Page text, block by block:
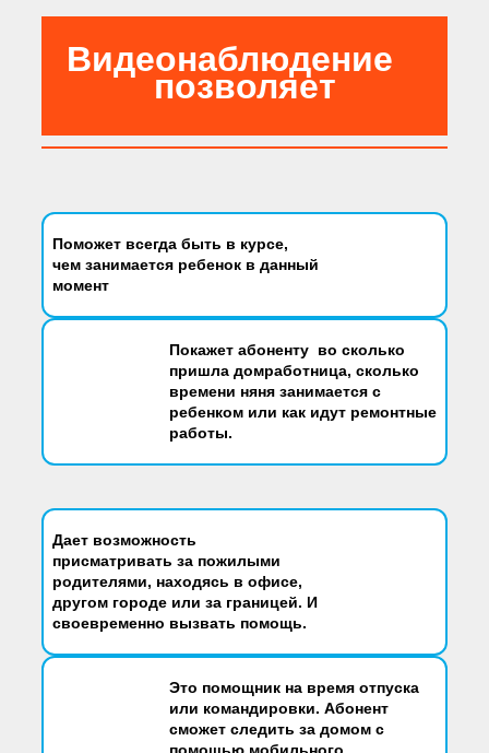
Видеонаблюдение
позволяет
Поможет всегда быть в курсе,
чем занимается ребенок в данный
момент
Покажет абоненту во сколько
пришла домработница, сколько
времени няня занимается с
ребенком или как идут ремонтные
работы.
Дает возможность
присматривать за пожилыми
родителями, находясь в офисе,
другом городе или за границей. И
своевременно вызвать помощь.
Это помощник на время отпуска
или командировки. Абонент
сможет следить за домом с